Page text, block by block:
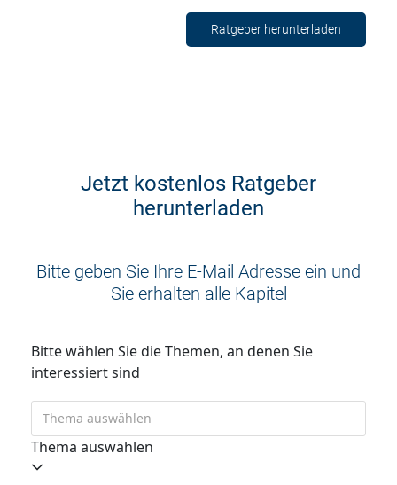
Ratgeber herunterladen
Jetzt kostenlos Ratgeber
herunterladen
Bitte geben Sie Ihre E-Mail Adresse ein und
Sie erhalten alle Kapitel
Bitte wählen Sie die Themen, an denen Sie
interessiert sind
Thema auswählen